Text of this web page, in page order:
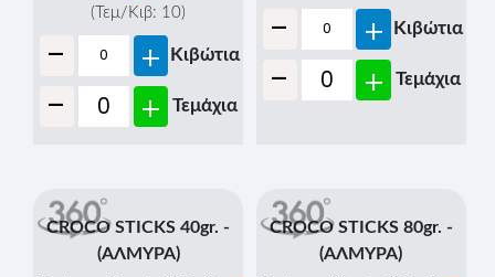
BAKE ROLLS MINI 150gr
- (PIZZA)
(Τεμ/Κιβ:
- + Κιβώτια
- + Κιβώτια
- + Τεμάχια